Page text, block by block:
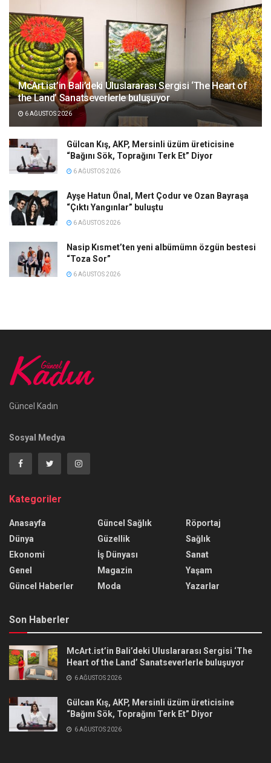
McArt.ist’in Bali’deki Uluslararası Sergisi ‘The Heart of
the Land’ Sanatseverlerle buluşuyor
6 AĞUSTOS 2026
Gülcan Kış, AKP, Mersinli üzüm üreticisine
“Bağını Sök, Toprağını Terk Et” Diyor
6 AĞUSTOS 2026
Ayşe Hatun Önal, Mert Çodur ve Ozan Bayraşa
“Çıktı Yangınlar” buluştu
6 AĞUSTOS 2026
Nasip Kısmet’ten yeni albümümn özgün bestesi
“Toza Sor”
6 AĞUSTOS 2026
Güncel Kadın
Sosyal Medya
Kategoriler
Anasayfa
Dünya
Ekonomi
Genel
Güncel Haberler
Güncel Sağlık
Güzellik
İş Dünyası
Magazin
Moda
Röportaj
Sağlık
Sanat
Yaşam
Yazarlar
Son Haberler
McArt.ist’in Bali’deki Uluslararası Sergisi ‘The
Heart of the Land’ Sanatseverlerle buluşuyor
6 AĞUSTOS 2026
Gülcan Kış, AKP, Mersinli üzüm üreticisine
“Bağını Sök, Toprağını Terk Et” Diyor
6 AĞUSTOS 2026